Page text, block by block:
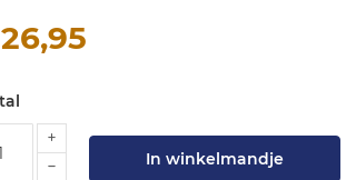
In winkelmandje